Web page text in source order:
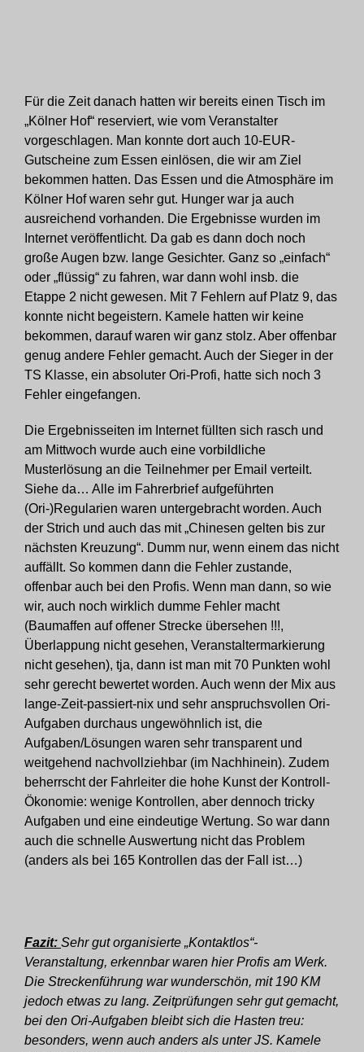
Für die Zeit danach hatten wir bereits einen Tisch im
„Kölner Hof“ reserviert, wie vom Veranstalter
vorgeschlagen. Man konnte dort auch 10-EUR-
Gutscheine zum Essen einlösen, die wir am Ziel
bekommen hatten. Das Essen und die Atmosphäre im
Kölner Hof waren sehr gut. Hunger war ja auch
ausreichend vorhanden. Die Ergebnisse wurden im
Internet veröffentlicht. Da gab es dann doch noch
große Augen bzw. lange Gesichter. Ganz so „einfach“
oder „flüssig“ zu fahren, war dann wohl insb. die
Etappe 2 nicht gewesen. Mit 7 Fehlern auf Platz 9, das
konnte nicht begeistern. Kamele hatten wir keine
bekommen, darauf waren wir ganz stolz. Aber offenbar
genug andere Fehler gemacht. Auch der Sieger in der
TS Klasse, ein absoluter Ori-Profi, hatte sich noch 3
Fehler eingefangen.
Die Ergebnisseiten im Internet füllten sich rasch und
am Mittwoch wurde auch eine vorbildliche
Musterlösung an die Teilnehmer per Email verteilt.
Siehe da… Alle im Fahrerbrief aufgeführten
(Ori-)Regularien waren untergebracht worden. Auch
der Strich und auch das mit „Chinesen gelten bis zur
nächsten Kreuzung“. Dumm nur, wenn einem das nicht
auffällt. So kommen dann die Fehler zustande,
offenbar auch bei den Profis. Wenn man dann, so wie
wir, auch noch wirklich dumme Fehler macht
(Baumaffen auf offener Strecke übersehen !!!,
Überlappung nicht gesehen, Veranstaltermarkierung
nicht gesehen), tja, dann ist man mit 70 Punkten wohl
sehr gerecht bewertet worden. Auch wenn der Mix aus
lange-Zeit-passiert-nix und sehr anspruchsvollen Ori-
Aufgaben durchaus ungewöhnlich ist, die
Aufgaben/Lösungen waren sehr transparent und
weitgehend nachvollziehbar (im Nachhinein). Zudem
beherrscht der Fahrleiter die hohe Kunst der Kontroll-
Ökonomie: wenige Kontrollen, aber dennoch tricky
Aufgaben und eine eindeutige Wertung. So war dann
auch die schnelle Auswertung nicht das Problem
(anders als bei 165 Kontrollen das der Fall ist…)
Fazit: Sehr gut organisierte „Kontaktlos“-
Veranstaltung, erkennbar waren hier Profis am Werk.
Die Streckenführung war wunderschön, mit 190 KM
jedoch etwas zu lang. Zeitprüfungen sehr gut gemacht,
bei den Ori-Aufgaben bleibt sich die Hasten treu:
besonders, wenn auch anders als unter JS. Kamele